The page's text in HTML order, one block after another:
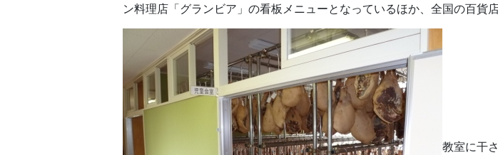
ン料理店「グランビア」の看板メニューとなっているほか、全国の百貨
教室に干